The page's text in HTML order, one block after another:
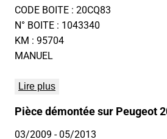
CODE BOITE : 20CQ83
N° BOITE : 1043340
KM : 95704
MANUEL
Lire plus
Pièce démontée sur Peugeot
03/2009 - 05/2013